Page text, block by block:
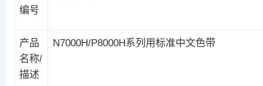
编号
产品
名称/
描述
N7000H/P8000H系列用标准中文色带